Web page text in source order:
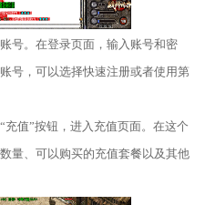
号。在登录页面，输入账号和密
号，可以选择快速注册或者使用第
值”按钮，进入充值页面。在这个
量、可以购买的充值套餐以及其他